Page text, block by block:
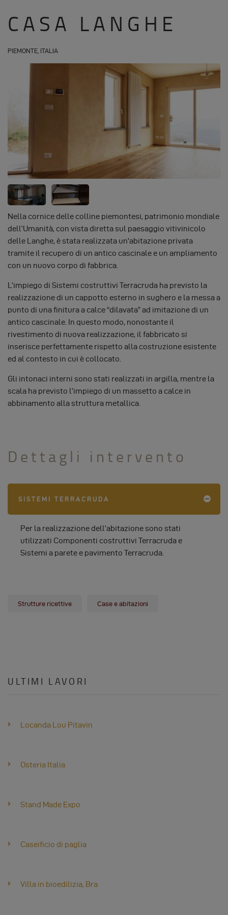
CASA LANGHE
PIEMONTE, ITALIA
Nella cornice delle colline piemontesi, patrimonio mondiale
dell’Umanità, con vista diretta sul paesaggio vitivinicolo
delle Langhe, è stata realizzata un'abitazione privata
tramite il recupero di un antico cascinale e un ampliamento
con un nuovo corpo di fabbrica.
L’impiego di Sistemi costruttivi Terracruda ha previsto la
realizzazione di un cappotto esterno in sughero e la messa a
punto di una finitura a calce “dilavata” ad imitazione di un
antico cascinale. In questo modo, nonostante il
rivestimento di nuova realizzazione, il fabbricato si
inserisce perfettamente rispetto alla costruzione esistente
ed al contesto in cui è collocato.
Gli intonaci interni sono stati realizzati in argilla, mentre la
scala ha previsto l’impiego di un massetto a calce in
abbinamento alla struttura metallica.
Dettagli intervento
SISTEMI TERRACRUDA
Per la realizzazione dell’abitazione sono stati
utilizzati Componenti costruttivi Terracruda e
Sistemi a parete e pavimento Terracruda.
Strutture ricettive Case e abitazioni
ULTIMI LAVORI
Locanda Lou Pitavin
Osteria Italia
Stand Made Expo
Caseificio di paglia
Villa in bioedilizia, Bra